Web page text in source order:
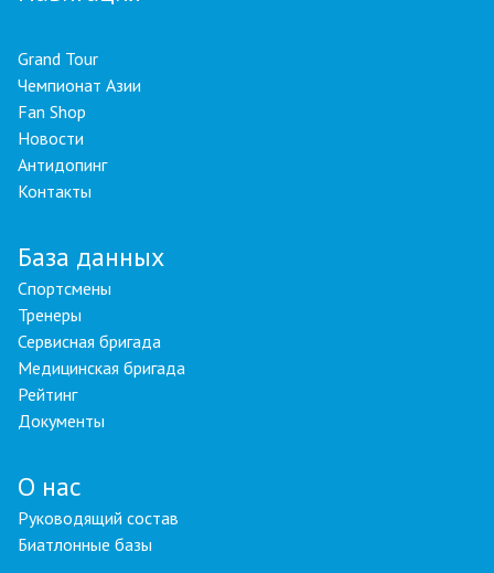
Grand Tour
Чемпионат Азии
Fan Shop
Новости
Антидопинг
Контакты
База данных
Спортсмены
Тренеры
Сервисная бригада
Медицинская бригада
Рейтинг
Документы
О нас
Руководящий состав
Биатлонные базы